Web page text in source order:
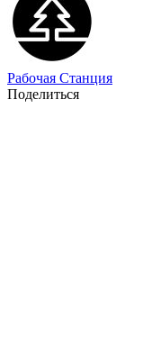
Рабочая Станция
Поделиться